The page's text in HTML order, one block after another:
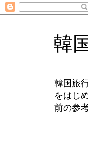
韓
韓国旅
をはじ
前の参